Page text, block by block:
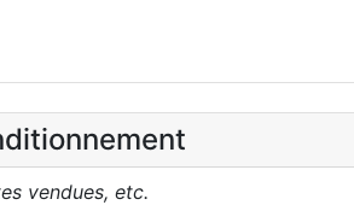
vendues, etc.